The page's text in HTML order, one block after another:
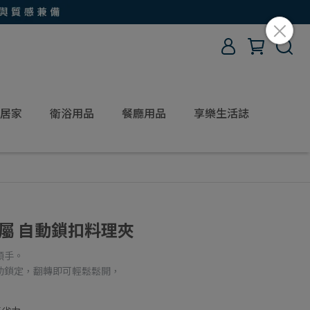
家 衛浴用品 餐廳用品 享樂生活誌
自動鎖扣料理夾
。
定，翻轉即可輕鬆鬆開，